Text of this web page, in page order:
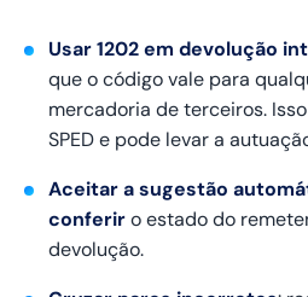
Usar 1202 em devolução
que o código vale para
mercadoria de terceiros.
SPED e pode levar a
Aceitar a sugestão
conferiro estado do
devolução.